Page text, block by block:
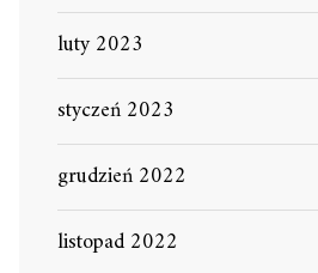
luty 2023
styczeń 2023
grudzień 2022
listopad 2022